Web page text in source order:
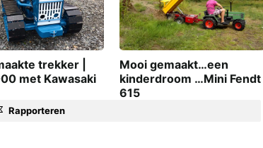
trekker |
met Kawasaki
Mooi gemaakt…een
kinderdroom …Mini Fendt
615
Rapporteren